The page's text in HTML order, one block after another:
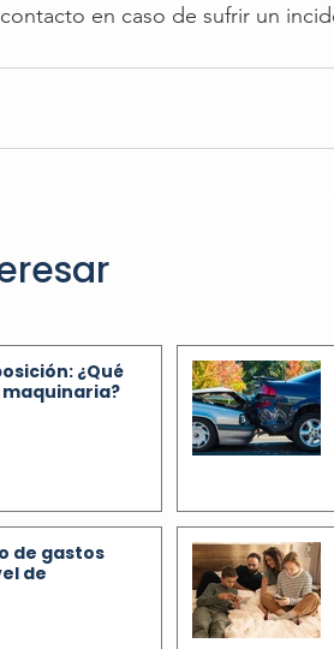
en caso de sufrir un
¿Qué
de gastos
de